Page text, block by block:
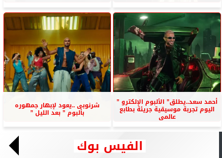
أحمد سعد..يطلق” الألبوم الإلكترو ”
اليوم تجربة موسيقية جريئة بطابع
عالمى
شرنوبى ..يعود لإبهار جمهوره
بألبوم ” بعد الليل ”
الفيس بوك